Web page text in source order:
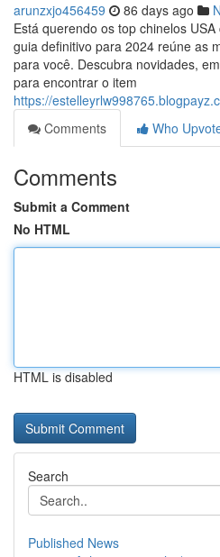
arunzxjo456459 86 days ago
Está querendo os top chinelos
guia definitivo para 2024 reúne as
para você. Descubra novidades,
para encontrar o item
https://
Comments
Who
Comments
Submit a Comment
No HTML
HTML is disabled
Search
Published News